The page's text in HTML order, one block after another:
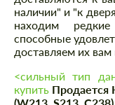
наличии" и "к
находим
способные
доставляем их
<сильный тип
купить Продается